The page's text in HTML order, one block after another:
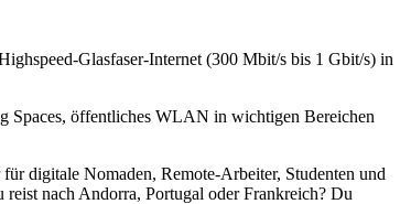
Glasfaser-Internet (300 Mbit/s bis 1 Gbit/s) in
Spaces, öffentliches WLAN in wichtigen Bereichen
für digitale Nomaden, Remote-Arbeiter, Studenten und
nach Andorra, Portugal oder Frankreich? Du